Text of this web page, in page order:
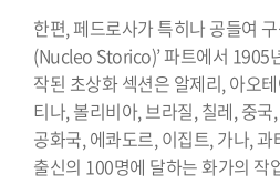
한편, 페드로사가 특히나 공들여
(Nucleo Storico)’ 파트에서 1905
작된 초상화 섹션은 알제리, 아오
티나, 볼리비아, 브라질, 칠레, 중
공화국, 에콰도르, 이집트, 가나,
출신의 100명에 달하는 화가의 작